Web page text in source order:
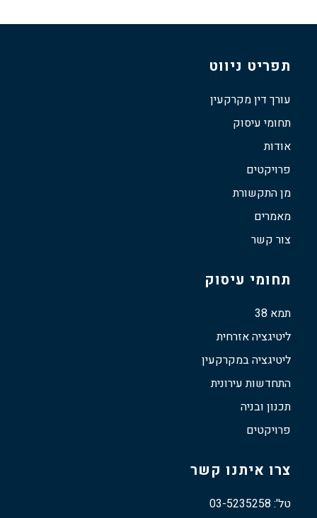
תפריט ניווט
עורך דין מקרקעין
תחומי עיסוק
אודות
פרויקטים
מן התקשורת
מאמרים
צור קשר
תחומי עיסוק
תמא 38
ליטיגציה אזרחית
ליטיגציה במקרקעין
התחדשות עירונית
תכנון ובניה
פרויקטים
צרו איתנו קשר
טל': 03-5235258